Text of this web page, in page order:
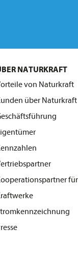
NATURKRAFT
von Naturkraft
über Naturkraft